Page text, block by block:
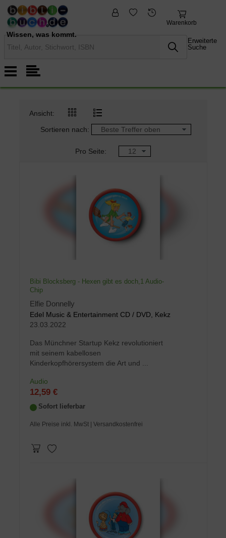
Wissen, was kommt.
Warenkorb
Erweiterte
Suche
fremdsprachige
Bücher
Ansicht:
Sortieren nach:
Pro Seite:
Bibi Blocksberg - Hexen gibt es doch,1 Audio-
Chip
Elfie Donnelly
Edel Music & Entertainment CD / DVD, Kekz
23.03.2022
Das Münchner Startup Kekz revolutioniert
mit seinem kabellosen
Kinderkopfhörersystem die Art und ...
Audio
12,59 €
Sofort lieferbar
Alle Preise inkl. MwSt | Versandkostenfrei